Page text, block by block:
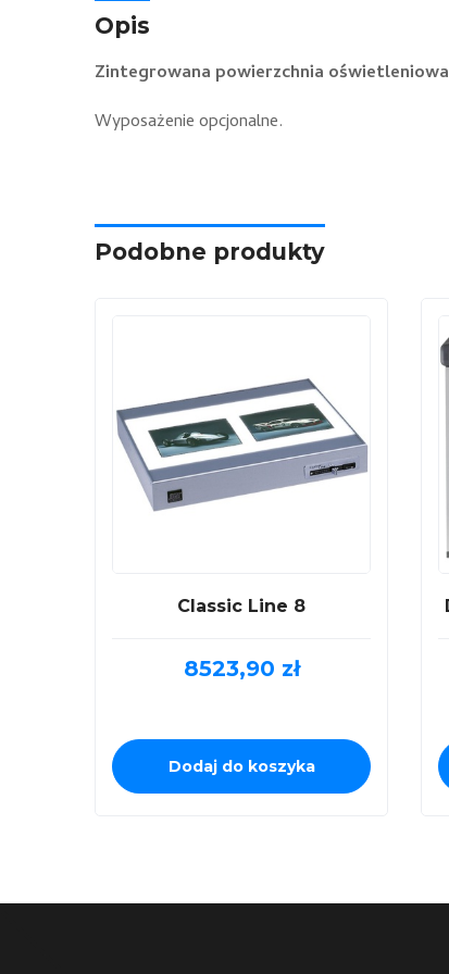
Opis
Zintegrowana powierzchnia
Wyposażenie opcjonalne.
Podobne produkty
Classic Line 8
8523,90 zł
Dodaj do koszyka